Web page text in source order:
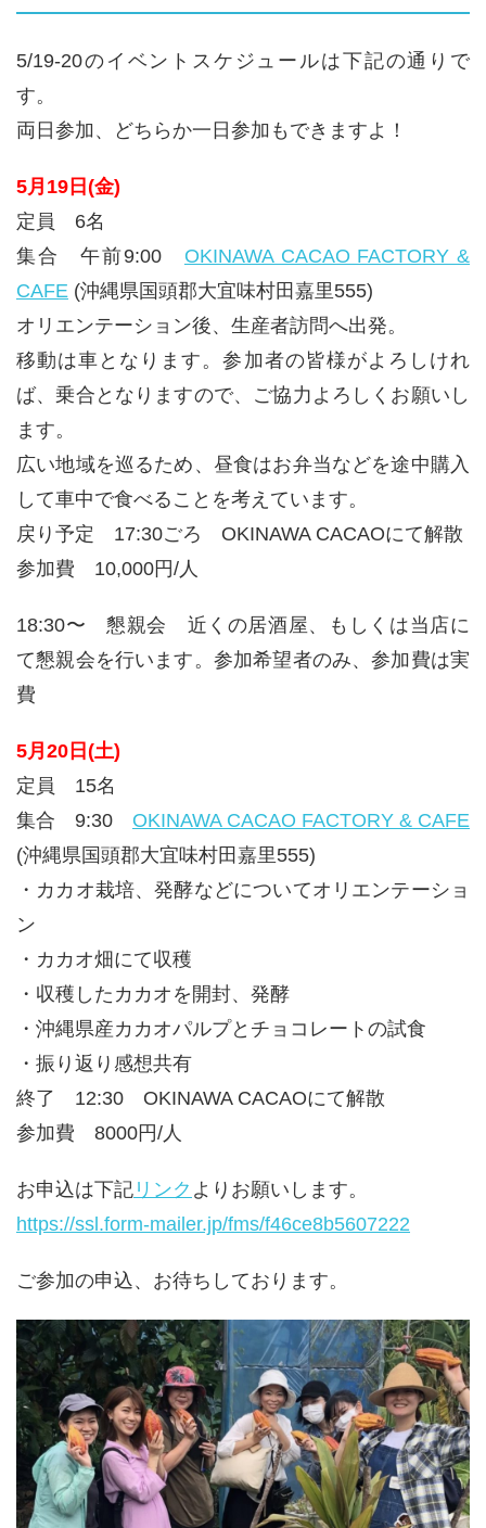
5/19-20のイベントスケジュールは下記の通りで
す。
両日参加、どちらか一日参加もできますよ！
5月19日(金)
定員 6名
集合 午前9:00 OKINAWA CACAO FACTORY &
CAFE (沖縄県国頭郡大宜味村田嘉里555)
オリエンテーション後、生産者訪問へ出発。
移動は車となります。参加者の皆様がよろしけれ
ば、乗合となりますので、ご協力よろしくお願いし
ます。
広い地域を巡るため、昼食はお弁当などを途中購入
して車中で食べることを考えています。
戻り予定 17:30ごろ OKINAWA CACAOにて解散
参加費 10,000円/人
18:30〜 懇親会 近くの居酒屋、もしくは当店に
て懇親会を行います。参加希望者のみ、参加費は実
費
5月20日(土)
定員 15名
集合 9:30 OKINAWA CACAO FACTORY & CAFE
(沖縄県国頭郡大宜味村田嘉里555)
・カカオ栽培、発酵などについてオリエンテーショ
ン
・カカオ畑にて収穫
・収穫したカカオを開封、発酵
・沖縄県産カカオパルプとチョコレートの試食
・振り返り感想共有
終了 12:30 OKINAWA CACAOにて解散
参加費 8000円/人
お申込は下記 リンク よりお願いします。
https://ssl.form-mailer.jp/fms/f46ce8b5607222
ご参加の申込、お待ちしております。